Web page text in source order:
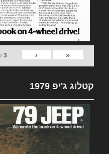
«
‹
3
קטלוג ג'יפ 1979